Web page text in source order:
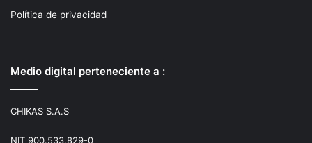
Política de privacidad
Medio digital perteneciente a :
CHIKAS S.A.S
NIT 900.533.829-0